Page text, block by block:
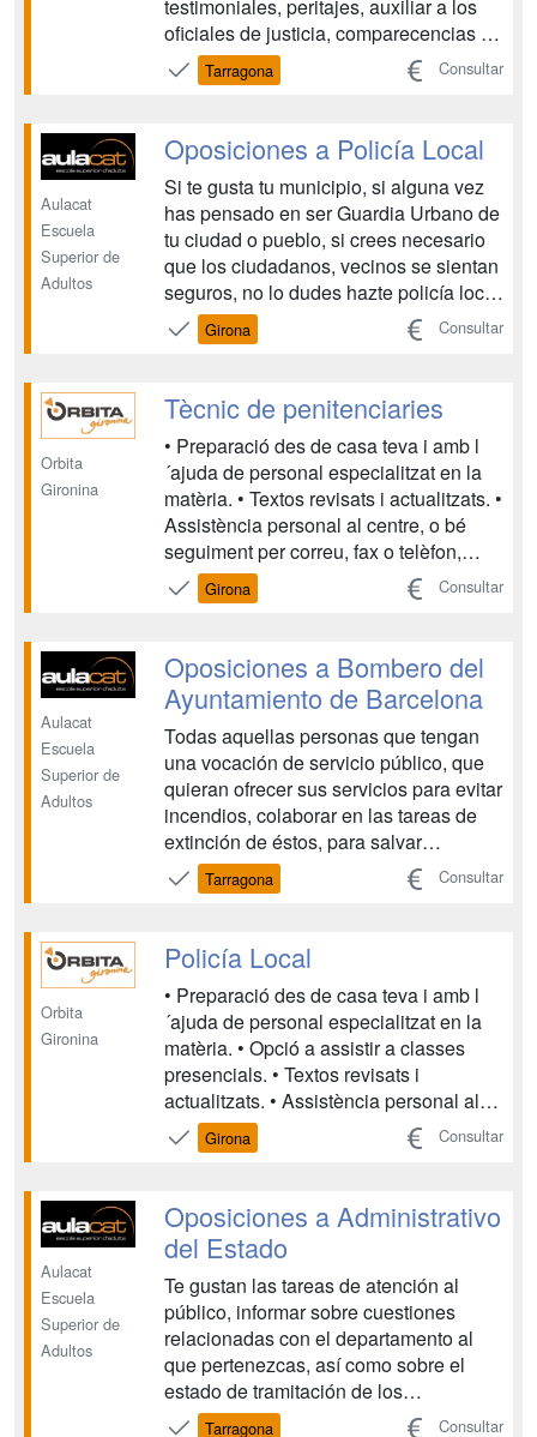
testimoniales, peritajes, auxiliar a los
oficiales de justicia, comparecencias y
declaraciones a los testigos y las partes
del proceso. Corresponde al Cuerpo de
colaborar con la actividad procesal de
nivel s...
Tarragona Consultar
Aulacat
Escuela
Superior de
Adultos
Oposiciones a Policía Local
Si te gusta tu municipio, si alguna vez
has pensado en ser Guardia Urbano de
tu ciudad o pueblo, si crees necesario
que los ciudadanos, vecinos se sientan
seguros, no lo dudes hazte policía local
de tu municipio o de algún limítrofe.
Entre las funciones que desarrolla un
el tráfico, vigilar edificios o ins...
Girona Consultar
Orbita
Gironina
Tècnic de penitenciaries
• Preparació des de casa teva i amb l
´ajuda de personal especialitzat en la
matèria. • Textos revisats i actualitzats. •
Assistència personal al centre, o bé
seguiment per correu, fax o telèfon,
durant tot el període de formació,
resolent tots els dubtes que puguin
´autoavaluacions que permeten segu...
Girona Consultar
Aulacat
Escuela
Superior de
Adultos
Oposiciones a Bombero del
Ayuntamiento de Barcelona
Todas aquellas personas que tengan
una vocación de servicio público, que
quieran ofrecer sus servicios para evitar
incendios, colaborar en las tareas de
extinción de éstos, para salvar
personas atrapadas en pisos, locales,
incendios, accidentes de tráfico etc. . A
conseguir un trabajo bien considerado
por la socieda...
Tarragona Consultar
Orbita
Gironina
Policía Local
• Preparació des de casa teva i amb l
´ajuda de personal especialitzat en la
matèria. • Opció a assistir a classes
presencials. • Textos revisats i
actualitzats. • Assistència personal al
centre, o bé seguiment per correu, fax o
telèfon, durant tot el període de
puguin sorgir. • Cada unitat didàcti...
Girona Consultar
Aulacat
Escuela
Superior de
Adultos
Oposiciones a Administrativo
del Estado
Te gustan las tareas de atención al
público, informar sobre cuestiones
relacionadas con el departamento al
que pertenezcas, así como sobre el
estado de tramitación de los
expedientes, de acuerdo con las
Tarragona Consultar